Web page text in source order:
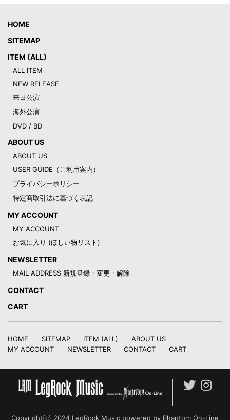
HOME
SITEMAP
ITEM (ALL)
ALL ITEM
NEW RELEASE
来日公演
海外公演
DVD / BD
ABOUT US
ABOUT US
USER GUIDE（ご利用案内）
プライバシーポリシー
特定商取引法に基づく表記
MY ACCOUNT
MY ACCOUNT
お気に入り (ほしい物リスト)
NEWSLETTER
MAIL ADDRESS 新規登録・変更・解除
CONTACT
CART
HOME SITEMAP ITEM (ALL)
ABOUT US
MY ACCOUNT
NEWSLETTER CONTACT CART
Copyright(c) 2024 LegRock Music powered by Phantom On-Line